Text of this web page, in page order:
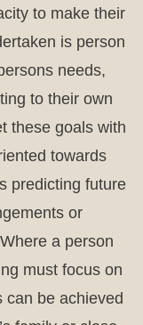
to make their
is person
needs,
to their own
these goals with
towards
predicting future
or
a person
must focus on
can be achieved